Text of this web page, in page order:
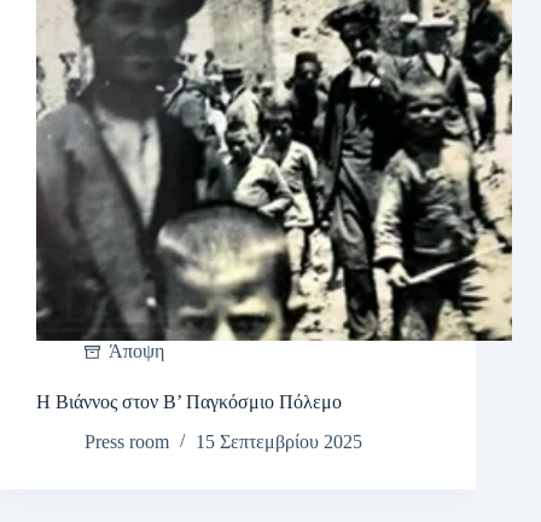
Άποψη
Η Βιάννος στον Β’ Παγκόσμιο Πόλεμο
Press room
15 Σεπτεμβρίου 2025